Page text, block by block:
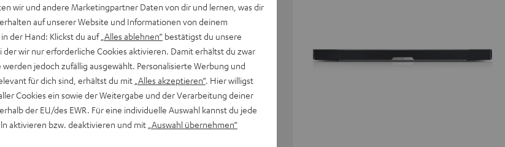
wir und andere Marketingpartner Daten von dir und lernen, was dir
auf unserer Website und Informationen von deinem
der Hand: Klickst du auf „Alles ablehnen“ bestätigst du unsere
der wir nur erforderliche Cookies aktivieren. Damit erhältst du zwar
jedoch zufällig ausgewählt. Personalisierte Werbung und
für dich sind, erhältst du mit „Alles akzeptieren“. Hier willigst
Cookies ein sowie der Weitergabe und der Verarbeitung deiner
der EU/des EWR. Für eine individuelle Auswahl kannst du jede
aktivieren bzw. deaktivieren und mit „Auswahl übernehmen“